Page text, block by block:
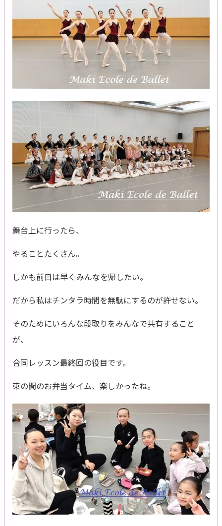
舞台上に行ったら、
やることたくさん。
しかも前日は早くみんなを帰したい。
だから私はチンタラ時間を無駄にするのが許せない。
そのためにいろんな段取りをみんなで共有すること
が、
合同レッスン最終回の役目です。
束の間のお弁当タイム、楽しかったね。